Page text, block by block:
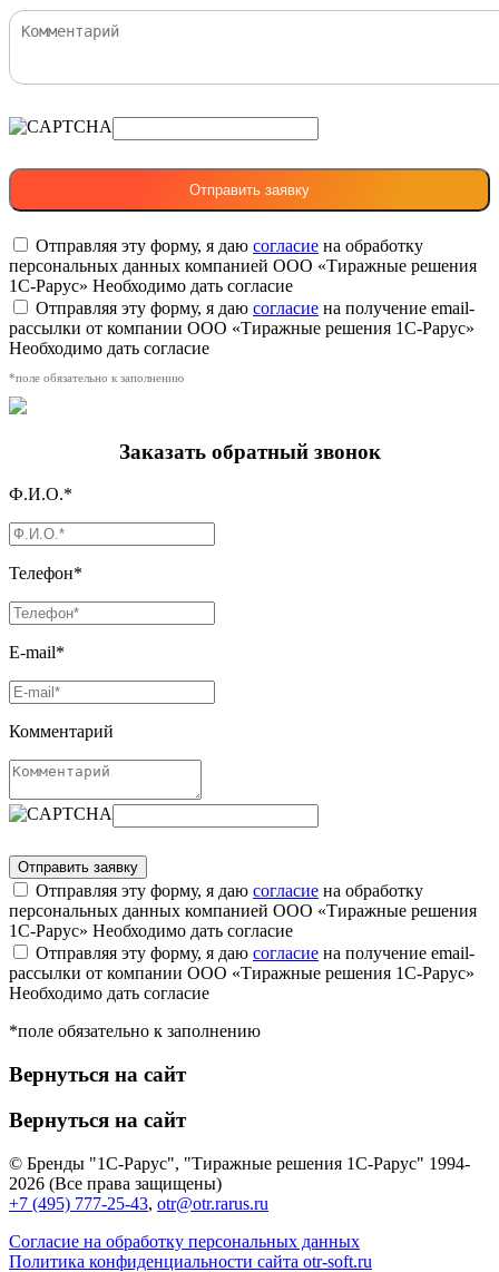
Отправляя эту форму, я даю согласие на обработку
персональных данных компанией ООО «Тиражные решения
1С-Рарус» Необходимо дать согласие
Отправляя эту форму, я даю согласие на получение email-
рассылки от компании ООО «Тиражные решения 1С-Рарус»
Необходимо дать согласие
*поле обязательно к заполнению
Заказать обратный звонок
Ф.И.О.*
Телефон*
E-mail*
Комментарий
Отправляя эту форму, я даю согласие на обработку
персональных данных компанией ООО «Тиражные решения
1С-Рарус» Необходимо дать согласие
Отправляя эту форму, я даю согласие на получение email-
рассылки от компании ООО «Тиражные решения 1С-Рарус»
Необходимо дать согласие
*поле обязательно к заполнению
Вернуться на сайт
Вернуться на сайт
© Бренды "1С-Рарус", "Тиражные решения 1С-Рарус" 1994-
2026 (Все права защищены)
+7 (495) 777-25-43, otr@otr.rarus.ru
Согласие на обработку персональных данных
Политика конфиденциальности сайта otr-soft.ru